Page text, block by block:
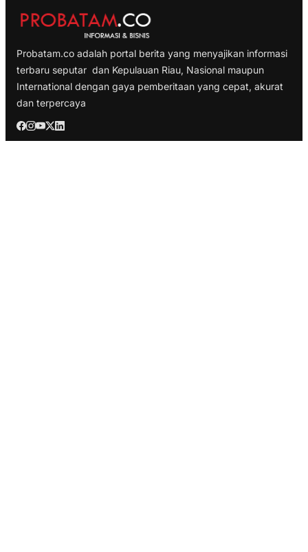
Probatam.co adalah portal berita yang menyajikan informasi
terbaru seputar dan Kepulauan Riau, Nasional maupun
International dengan gaya pemberitaan yang cepat, akurat
dan terpercaya